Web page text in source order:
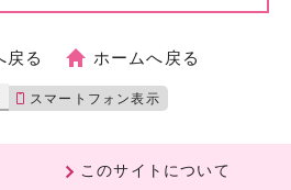
戻る ホームへ戻る
スマートフォン表示
このサイトについて